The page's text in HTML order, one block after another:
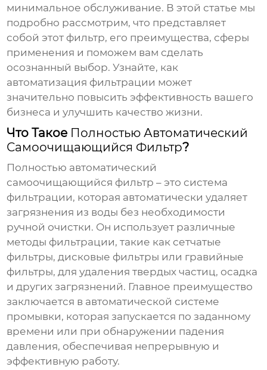
минимальное обслуживание. В этой статье мы
подробно рассмотрим, что представляет
собой этот фильтр, его преимущества, сферы
применения и поможем вам сделать
осознанный выбор. Узнайте, как
автоматизация фильтрации может
значительно повысить эффективность вашего
бизнеса и улучшить качество жизни.
Что Такое Полностью Автоматический
Самоочищающийся Фильтр?
Полностью автоматический
самоочищающийся фильтр – это система
фильтрации, которая автоматически удаляет
загрязнения из воды без необходимости
ручной очистки. Он использует различные
методы фильтрации, такие как сетчатые
фильтры, дисковые фильтры или гравийные
фильтры, для удаления твердых частиц, осадка
и других загрязнений. Главное преимущество
заключается в автоматической системе
промывки, которая запускается по заданному
времени или при обнаружении падения
давления, обеспечивая непрерывную и
эффективную работу.